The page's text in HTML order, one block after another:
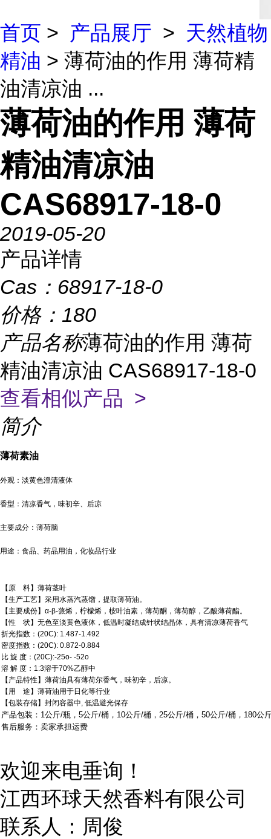
首页 > 产品展厅 > 天然植物
精油 > 薄荷油的作用 薄荷精
油清凉油 ...
薄荷油的作用 薄荷
精油清凉油
CAS68917-18-0
2019-05-20
产品详情
Cas： 68917-18-0
价格： 180
产品名称薄荷油的作用 薄荷
精油清凉油 CAS68917-18-0
查看相似产品 >
简介
薄荷素油
外观：淡黄色澄清液体
香型：清凉香气，味初辛、后凉
主要成分：薄荷脑
用途：食品、药品用油，化妆品行业
【原 料】薄荷茎叶
【生产工艺】采用水蒸汽蒸馏，提取薄荷油。
【主要成份】α-β-蒎烯，柠檬烯，桉叶油素，薄荷酮，薄荷醇，乙酸薄荷酯。
【性 状】无色至淡黄色液体，低温时凝结成针状结晶体，具有清凉薄荷香气
折光指数：(20C): 1.487-1.492
密度指数：(20C): 0.872-0.884
比 旋 度：(20C):-25o- -52o
溶 解 度：1:3溶于70%乙醇中
【产品特性】薄荷油具有薄荷尔香气，味初辛，后凉。
【用 途】薄荷油用于日化等行业
【包装存储】封闭容器中, 低温避光保存
产品包装： 1公斤/瓶，5公斤/桶，10公斤/桶，25公斤/桶，50公斤/桶，180公
售后服务：卖家承担运费
欢迎来电垂询！
江西环球天然香料有限公司
联系人：周俊